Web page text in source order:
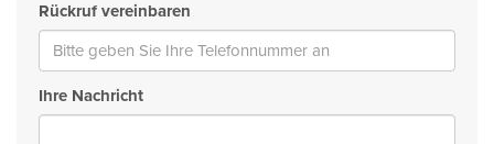
Rückruf vereinbaren
Ihre Nachricht